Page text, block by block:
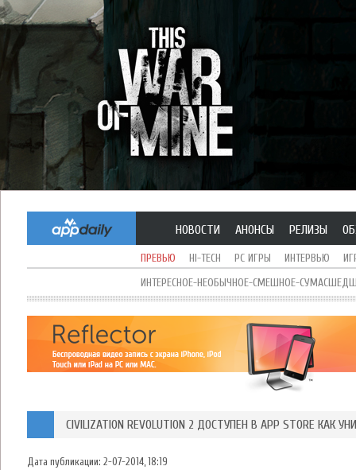
НОВОСТИ АНОНСЫ РЕЛИЗЫ
ПРЕВЬЮ HI-TECH PC ИГРЫ ИНТЕРВЬЮ
ИНТЕРЕСНОЕ-НЕОБЫЧНОЕ-СМЕШНОЕ-
CIVILIZATION REVOLUTION 2 ДОСТУПЕН В APP STORE КАК
Дата публикации: 2-07-2014, 18:19